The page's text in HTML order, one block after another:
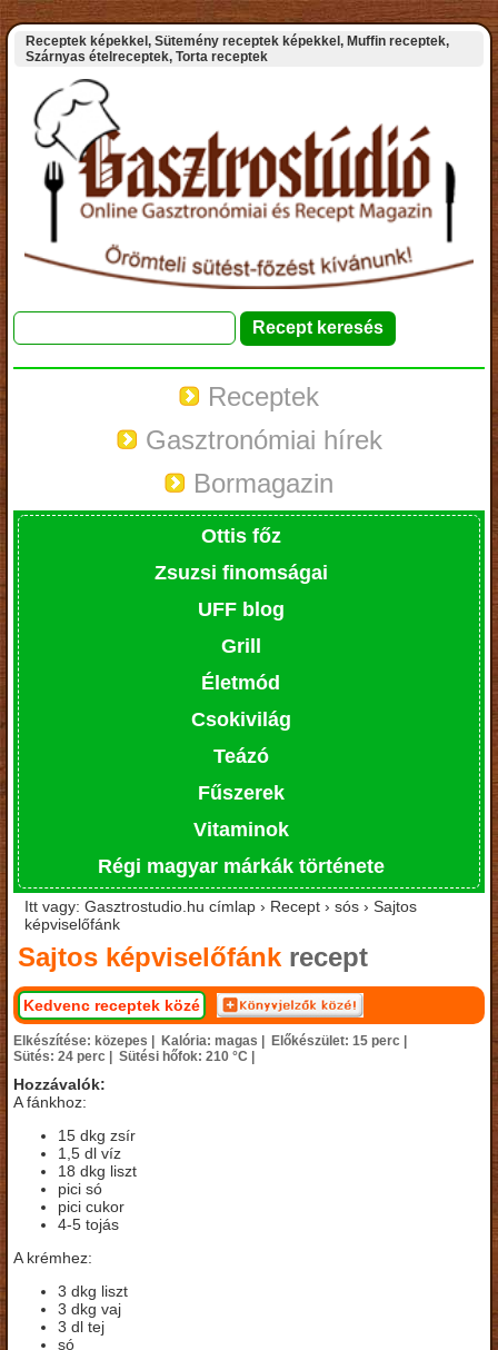
Receptek képekkel, Sütemény receptek képekkel, Muffin receptek,
Szárnyas ételreceptek, Torta receptek
Receptek
Gasztronómiai hírek
Bormagazin
Ottis főz
Zsuzsi finomságai
UFF blog
Grill
Életmód
Csokivilág
Teázó
Fűszerek
Vitaminok
Régi magyar márkák története
Itt vagy: Gasztrostudio.hu címlap › Recept › sós › Sajtos
képviselőfánk
Sajtos képviselőfánk recept
Kedvenc receptek közé
Elkészítése: közepes | Kalória: magas | Előkészület: 15 perc |
Sütés: 24 perc | Sütési hőfok: 210 °C |
Hozzávalók:
A fánkhoz:
15 dkg zsír
1,5 dl víz
18 dkg liszt
pici só
pici cukor
4-5 tojás
A krémhez:
3 dkg liszt
3 dkg vaj
3 dl tej
só